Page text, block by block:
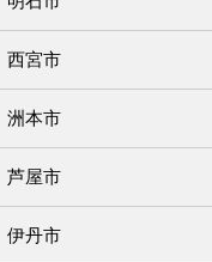
西宮市
洲本市
芦屋市
伊丹市